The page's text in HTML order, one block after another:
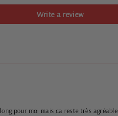
Write a review
pour moi mais ca reste très agréable